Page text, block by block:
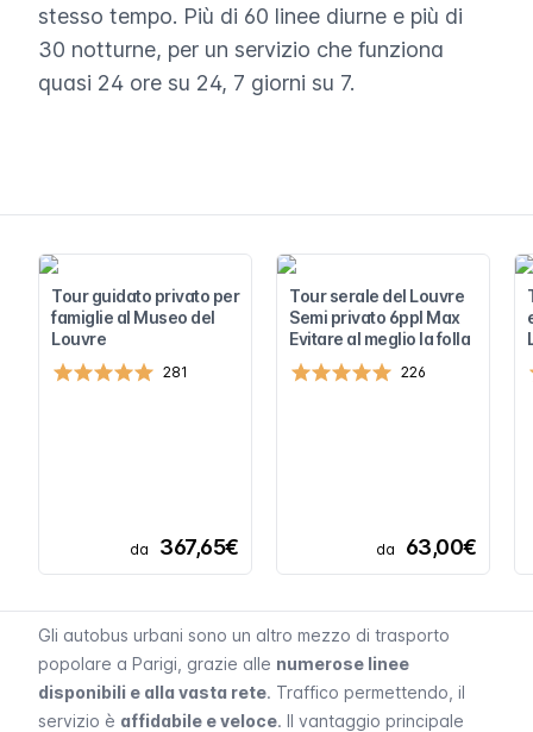
stesso tempo. Più di 60 linee diurne e più di
30 notturne, per un servizio che funziona
quasi 24 ore su 24, 7 giorni su 7.
Tour guidato privato per
famiglie al Museo del
Louvre
281
da 367,65€
Tour serale del Louvre
Semi privato 6ppl Max
Evitare al meglio la folla
226
da 63,00€
Gli autobus urbani sono un altro mezzo di trasporto
popolare a Parigi, grazie alle numerose linee
disponibili e alla vasta rete. Traffico permettendo, il
servizio è affidabile e veloce. Il vantaggio principale